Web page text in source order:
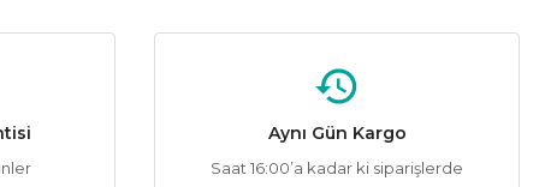
Aynı Gün Kargo
Saat 16:00’a kadar ki siparişlerde